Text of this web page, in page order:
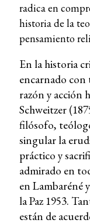
radica en
historia de la
pensamiento
En la historia
encarnado
razón y acción
Schweitzer
filósofo,
singular la
práctico y
admirado en
en Lambaréné
la Paz 1953.
están de